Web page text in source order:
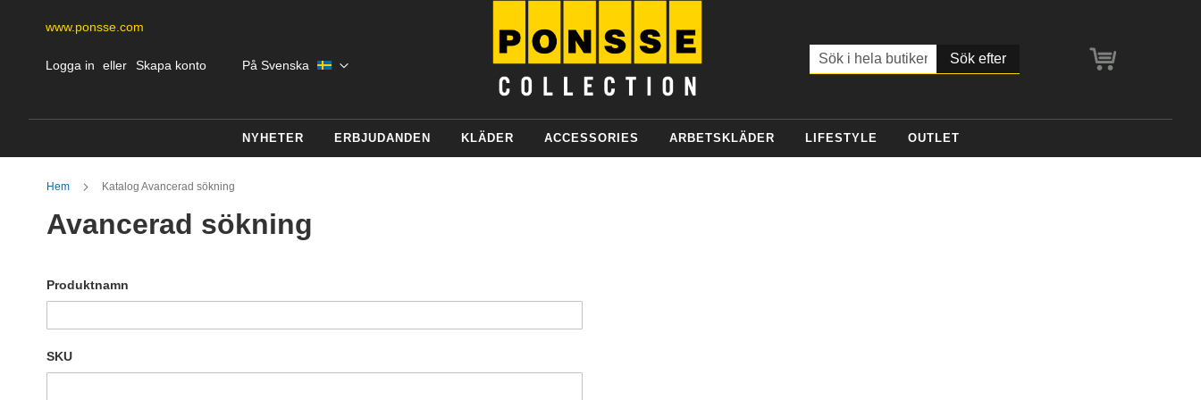
www.ponsse.com
Skip
Logga in Skapa konto Språk
På Svenska
NYHETER ERBJUDANDEN KLÄDER ACCESSORIES ARBETSKLÄDER LIFESTYLE OUTLET
Hem Katalog Avancerad sökning
Avancerad sökning
Sökinställningar
Produktnamn
SKU